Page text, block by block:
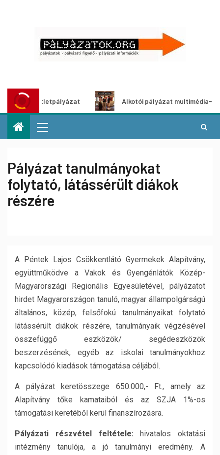
Alkotói pályázat multimédia-kiállításhoz
Pályázat tanulmányokat
folytató, látássérült diákok
részére
A Péntek Lajos Csökkentlátó Gyermekek Alapítvány,
együttműködve a Vakok és Gyengénlátók Közép-
Magyarországi Regionális Egyesületével, pályázatot
hirdet Magyarországon tanuló, magyar állampolgárságú
általános, közép, felsőfokú tanulmányaikat folytató
látássérült diákok részére, tanulmányaik végzésével
összefüggő eszközök/ segédeszközök
beszerzésének, egyéb az iskolai tanulmányokhoz
kapcsolódó kiadások támogatása céljából.
A pályázat keretösszege 650.000,- Ft., amely az
Alapítvány tőke kamataiból és az SZJA 1%-os
támogatási keretéből kerül finanszírozásra.
Pályázati részvétel feltétele: hivatalos oktatási
intézmény tanulója, a jó tanulmányi eredmény. A